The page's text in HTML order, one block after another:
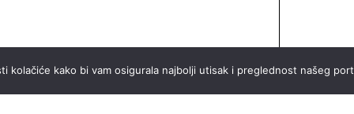
kolačiće kako bi vam osigurala najbolji utisak i preglednost našeg